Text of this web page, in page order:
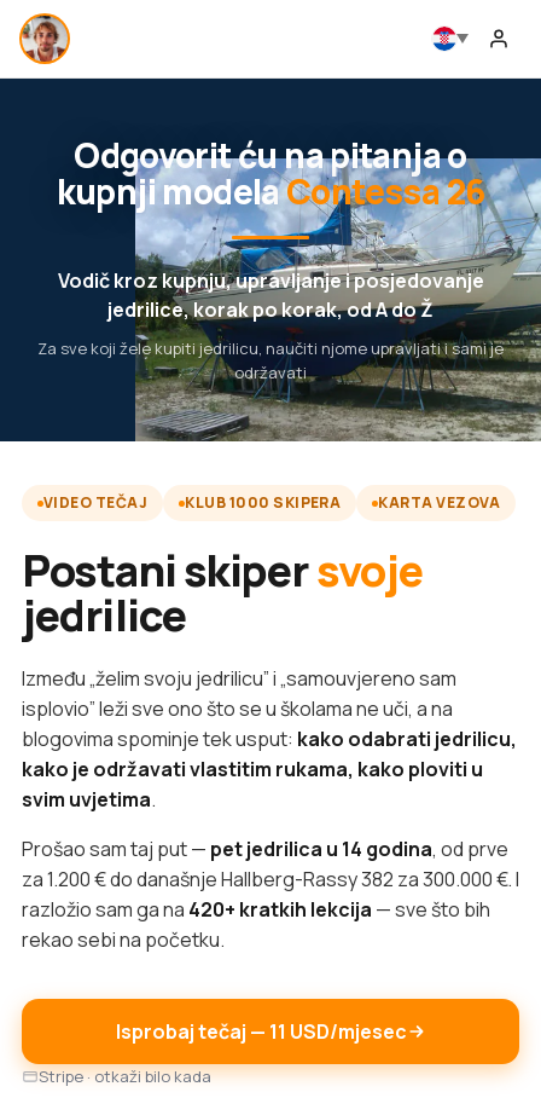
Odgovorit ću na pitanja o
kupnji modelaContessa 26
Vodič kroz kupnju, upravljanje i posjedovanje
jedrilice, korak po korak, od A do Ž
Za sve koji žele kupiti jedrilicu, naučiti njome upravljati i sami je
održavati
VIDEO TEČAJ KLUB 1000 SKIPERA KARTA VEZOVA
Postani skipersvoje
jedrilice
Između „želim svoju jedrilicu” i „samouvjereno sam
isplovio” leži sve ono što se u školama ne uči, a na
blogovima spominje tek usput: kako odabrati jedrilicu,
kako je održavati vlastitim rukama, kako ploviti u
svim uvjetima.
Prošao sam taj put — pet jedrilica u 14 godina, od prve
za 1.200 € do današnje Hallberg-Rassy 382 za 300.000 €. I
razložio sam ga na 420+ kratkih lekcija — sve što bih
rekao sebi na početku.
Isprobaj tečaj — 11 USD/mjesec
Stripe · otkaži bilo kada